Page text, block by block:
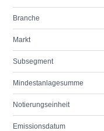
Branche
Markt
Subsegment
Mindestanlagesumme
Notierungseinheit
Emissionsdatum